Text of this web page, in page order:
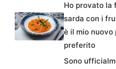
Ho provato la
sarda con i
è il mio
preferito
Sono